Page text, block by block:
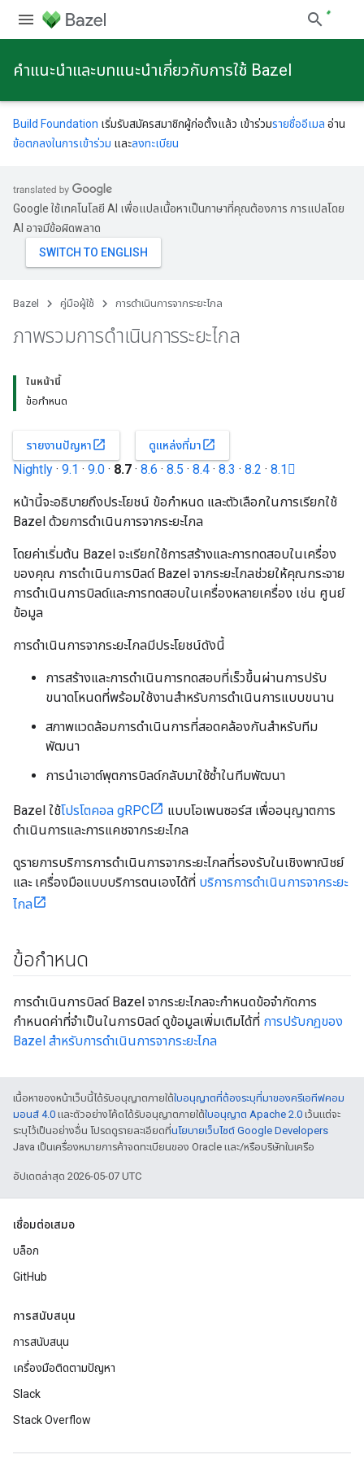
คําแนะนําและบทแนะนําเกี่ยวกับการใช้ Bazel
Build Foundation เริ่มรับสมัครสมาชิกผู้ก่อตั้งแล้ว เข้าร่วมรายชื่ออีเมล อ่าน
ข้อตกลงในการเข้าร่วม และลงทะเบียน
Google ใช้เทคโนโลยี AI เพื่อแปลเนื้อหาเป็นภาษาที่คุณต้องการ การแปลโดย
AI อาจมีข้อผิดพลาด
Bazel คู่มือผู้ใช้ การดําเนินการจากระยะไกล
ภาพรวมการดำเนินการระยะไกล
ในหน้านี้
ข้อกำหนด
รายงานปัญหาopen_in_new ดูแหล่งที่มาopen_in_new
Nightly · 9.1 · 9.0 · 8.7 · 8.6 · 8.5 · 8.4 · 8.3 · 8.2 · 8.1
หน้านี้จะอธิบายถึงประโยชน์ ข้อกำหนด และตัวเลือกในการเรียกใช้
Bazel ด้วยการดำเนินการจากระยะไกล
โดยค่าเริ่มต้น Bazel จะเรียกใช้การสร้างและการทดสอบในเครื่อง
ของคุณ การดำเนินการบิลด์ Bazel จากระยะไกลช่วยให้คุณกระจาย
การดำเนินการบิลด์และการทดสอบในเครื่องหลายเครื่อง เช่น ศูนย์
ข้อมูล
การดำเนินการจากระยะไกลมีประโยชน์ดังนี้
การสร้างและการดำเนินการทดสอบที่เร็วขึ้นผ่านการปรับ
ขนาดโหนดที่พร้อมใช้งานสำหรับการดำเนินการแบบขนาน
สภาพแวดล้อมการดำเนินการที่สอดคล้องกันสำหรับทีม
พัฒนา
การนำเอาต์พุตการบิลด์กลับมาใช้ซ้ำในทีมพัฒนา
Bazel ใช้โปรโตคอล gRPC
แบบโอเพนซอร์ส เพื่ออนุญาตการ
ดำเนินการและการแคชจากระยะไกล
ดูรายการบริการการดำเนินการจากระยะไกลที่รองรับในเชิงพาณิชย์
และ เครื่องมือแบบบริการตนเองได้ที่ บริการการดำเนินการจากระยะ
ไกล
ข้อกำหนด
การดำเนินการบิลด์ Bazel จากระยะไกลจะกำหนดข้อจำกัดการ
กำหนดค่าที่จำเป็นในการบิลด์ ดูข้อมูลเพิ่มเติมได้ที่ การปรับกฎของ
Bazel สำหรับการดำเนินการจากระยะไกล
เนื้อหาของหน้าเว็บนี้ได้รับอนุญาตภายใต้ใบอนุญาตที่ต้องระบุที่มาของครีเอทีฟคอม
มอนส์ 4.0 และตัวอย่างโค้ดได้รับอนุญาตภายใต้ใบอนุญาต Apache 2.0 เว้นแต่จะ
ระบุไว้เป็นอย่างอื่น โปรดดูรายละเอียดที่นโยบายเว็บไซต์ Google Developers
Java เป็นเครื่องหมายการค้าจดทะเบียนของ Oracle และ/หรือบริษัทในเครือ
อัปเดตล่าสุด 2026-05-07 UTC
เชื่อมต่อเสมอ
บล็อก
GitHub
การสนับสนุน
การสนับสนุน
เครื่องมือติดตามปัญหา
Slack
Stack Overflow